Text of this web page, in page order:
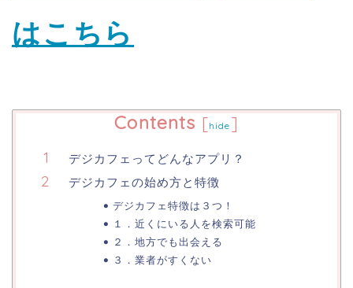
はこちら
Contents [hide ]
デジカフェってどんなアプリ？
デジカフェの始め方と特徴
デジカフェ特徴は３つ！
１．近くにいる人を検索可能
２．地方でも出会える
３．業者がすくない